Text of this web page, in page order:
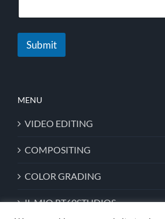
Submit
MENU
VIDEO EDITING
COMPOSITING
COLOR GRADING
IL MIO RT60STUDIOS